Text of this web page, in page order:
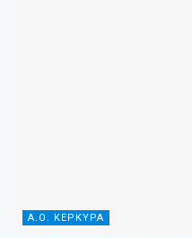
Α.Ο. ΚΕΡΚΥΡΑ